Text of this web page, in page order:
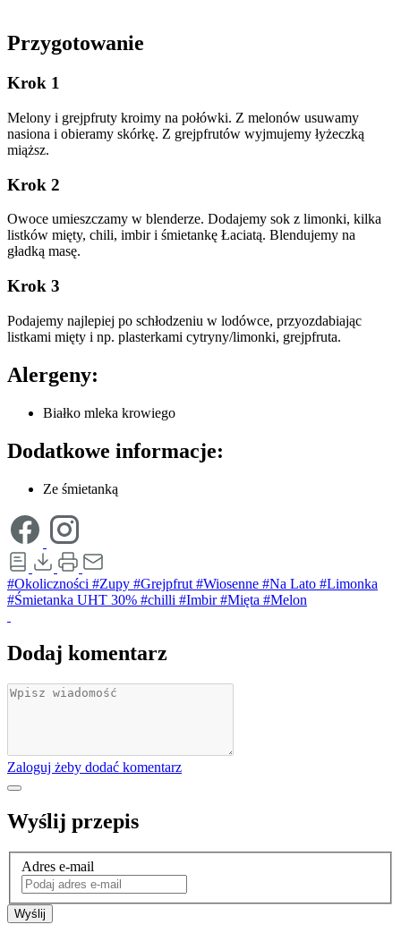
Przygotowanie
Krok 1
Melony i grejpfruty kroimy na połówki. Z melonów usuwamy
nasiona i obieramy skórkę. Z grejpfrutów wyjmujemy łyżeczką
miąższ.
Krok 2
Owoce umieszczamy w blenderze. Dodajemy sok z limonki, kilka
listków mięty, chili, imbir i śmietankę Łaciatą. Blendujemy na
gładką masę.
Krok 3
Podajemy najlepiej po schłodzeniu w lodówce, przyozdabiając
listkami mięty i np. plasterkami cytryny/limonki, grejpfruta.
Alergeny:
Białko mleka krowiego
Dodatkowe informacje:
Ze śmietanką
#Okoliczności #Zupy #Grejpfrut #Wiosenne #Na Lato #Limonka
#Śmietanka UHT 30% #chilli #Imbir#Mięta #Melon
Dodaj komentarz
Zaloguj żeby dodać komentarz
Wyślij przepis
Adres e-mail
Wyślij